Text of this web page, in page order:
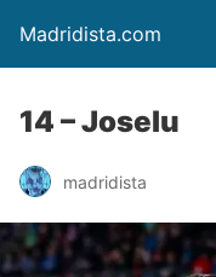
Madridista.com
14 – Joselu
madridista